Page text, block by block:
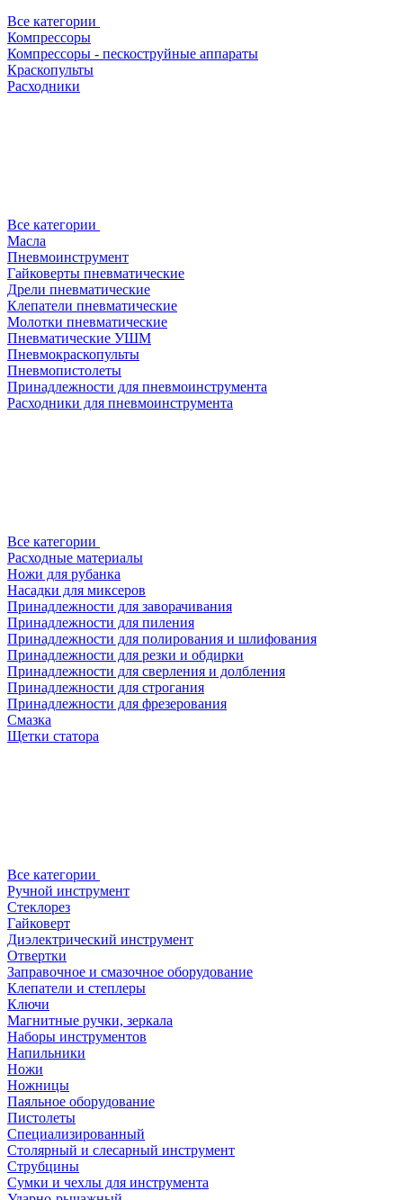
Все категории
Компрессоры
Компрессоры - пескоструйные аппараты
Краскопульты
Расходники
Все категории
Масла
Пневмоинструмент
Гайковерты пневматические
Дрели пневматические
Клепатели пневматические
Молотки пневматические
Пневматические УШМ
Пневмокраскопульты
Пневмопистолеты
Принадлежности для пневмоинструмента
Расходники для пневмоинструмента
Все категории
Расходные материалы
Ножи для рубанка
Насадки для миксеров
Принадлежности для заворачивания
Принадлежности для пиления
Принадлежности для полирования и шлифования
Принадлежности для резки и обдирки
Принадлежности для сверления и долбления
Принадлежности для строгания
Принадлежности для фрезерования
Смазка
Щетки статора
Все категории
Ручной инструмент
Стеклорез
Гайковерт
Диэлектрический инструмент
Отвертки
Заправочное и смазочное оборудование
Клепатели и степлеры
Ключи
Магнитные ручки, зеркала
Наборы инструментов
Напильники
Ножи
Ножницы
Паяльное оборудование
Пистолеты
Специализированный
Столярный и слесарный инструмент
Струбцины
Сумки и чехлы для инструмента